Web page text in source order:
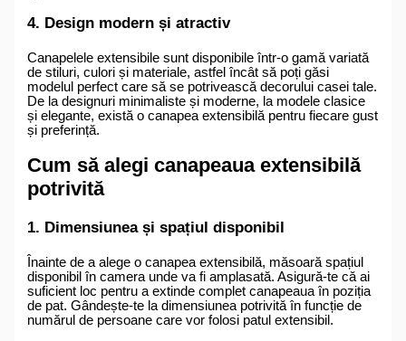
4. Design modern și atractiv
Canapelele extensibile sunt disponibile într-o gamă variată
de stiluri, culori și materiale, astfel încât să poți găsi
modelul perfect care să se potrivească decorului casei tale.
De la designuri minimaliste și moderne, la modele clasice
și elegante, există o canapea extensibilă pentru fiecare gust
și preferință.
Cum să alegi canapeaua extensibilă
potrivită
1. Dimensiunea și spațiul disponibil
Înainte de a alege o canapea extensibilă, măsoară spațiul
disponibil în camera unde va fi amplasată. Asigură-te că ai
suficient loc pentru a extinde complet canapeaua în poziția
de pat. Gândește-te la dimensiunea potrivită în funcție de
numărul de persoane care vor folosi patul extensibil.